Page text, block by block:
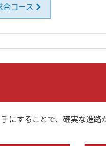
コース
することで、確実な進